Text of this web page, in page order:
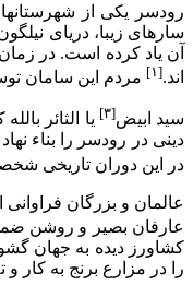
رودسر یکى از
سارهاى زیبا، دریاى
آن یاد کرده است. در
اند.[۱] مردم این سامان
سید ابیض[۳]
یا الثائر
دینى در رودسر را بناء
در این دوران تاریخى
عالمان و بزرگان
عارفان بصیر و روشن ضمیر شیعى است.
کشاورز دیده به جهان
را در مزارع برنج به کار و